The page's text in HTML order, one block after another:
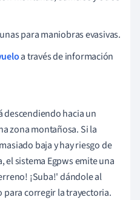
para maniobras evasivas.
a través de información
descendiendo hacia un
zona montañosa. Si la
baja y hay riesgo de
sistema Egpws emite una
¡Suba!' dándole al
corregir la trayectoria.